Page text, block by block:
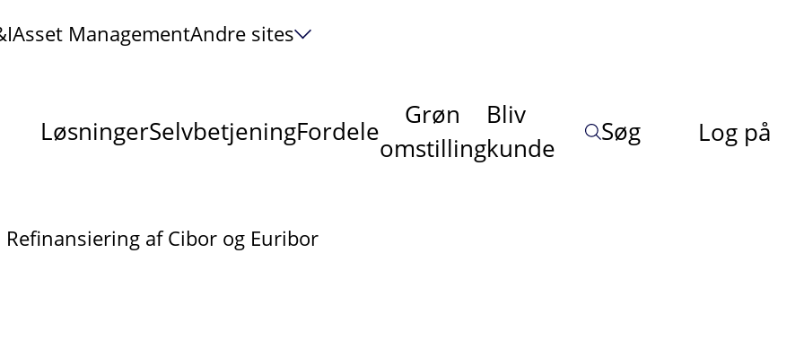
Asset ManagementAndre sites
LøsningerSelvbetjeningFordele
Grøn
omstilling
Bliv
kunde
Søg Log på
Refinansiering af Cibor og Euribor